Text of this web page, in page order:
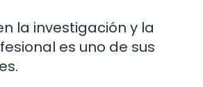
la investigación y la
es uno de sus